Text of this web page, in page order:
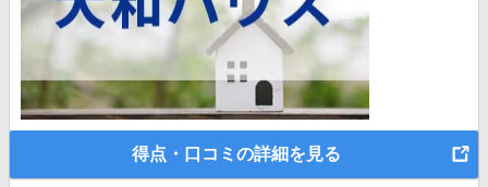
得点・口コミの詳細を見る